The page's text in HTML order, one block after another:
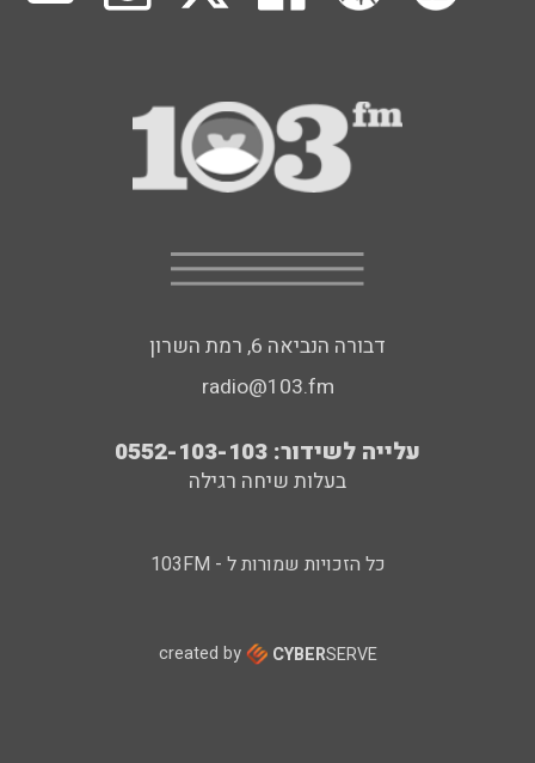
דבורה הנביאה 6, רמת השרון
radio@103.fm
עלייה לשידור: 0552-103-103
בעלות שיחה רגילה
כל הזכויות שמורות ל - 103FM
created by CYBERSERVE